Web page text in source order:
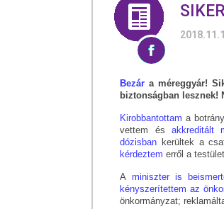
Bezár a méreggyár!
biztonságban lesznek!
Kirobbantottama
vettem és akkreditált
dózisban kerültek a
kérdeztemerről a
Aminiszter is
kényszerítettem az
önkormányzat;